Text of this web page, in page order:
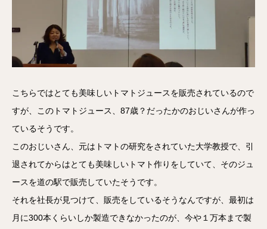
こちらではとても美味しいトマトジュースを販売されているので
すが、このトマトジュース、87歳？だったかのおじいさんが作っ
ているそうです。
このおじいさん、元はトマトの研究をされていた大学教授で、引
退されてからはとても美味しいトマト作りをしていて、そのジュ
ースを道の駅で販売していたそうです。
それを社長が見つけて、販売をしているそうなんですが、最初は
月に300本くらいしか製造できなかったのが、今や１万本まで製